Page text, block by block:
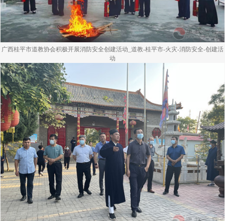
广西桂平市道教协会积极开展消防安全创建活动_道教-桂平市-火灾-消防安全-创建活
动